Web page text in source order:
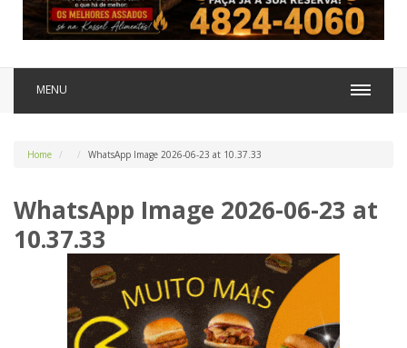
MENU
Home WhatsApp Image 2026-06-23 at 10.37.33
WhatsApp Image 2026-06-23 at
10.37.33